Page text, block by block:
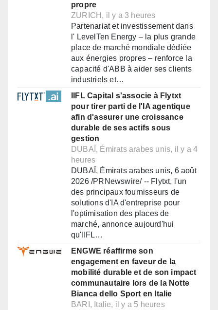
propre
ZURICH, il y a 3 heures
Partenariat et investissement dans
l' LevelTen Energy – la plus grande
place de marché mondiale dédiée
aux énergies propres – renforce la
capacité d'ABB à aider ses clients
industriels et…
IIFL Capital s'associe à Flytxt
pour tirer parti de l'IA agentique
afin d'assurer une croissance
durable de ses actifs sous
gestion
DUBAÏ, Émirats arabes unis, il y a 4
heures
DUBAÏ, Émirats arabes unis, 6 août
2026 /PRNewswire/ -- Flytxt, l'un
des principaux fournisseurs de
solutions d'IA d'entreprise pour
l'optimisation des places de
marché, annonce aujourd'hui
qu'IIFL…
ENGWE réaffirme son
engagement en faveur de la
mobilité durable et de son impact
communautaire lors de la Notte
Bianca dello Sport en Italie
BARI, Italie, il y a 5 heures